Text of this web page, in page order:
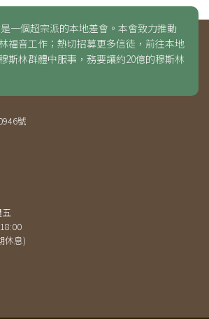
一個超宗派的本地差會。本會致力推動
福音工作；熱切招募更多信徒，前往本地
斯林群體中服事，務要讓約20億的穆斯林
號
休息)